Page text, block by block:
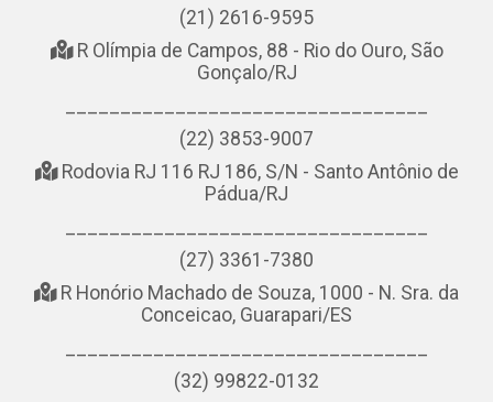
(21) 2616-9595
R Olímpia de Campos, 88 - Rio do Ouro, São
Gonçalo/RJ
(22) 3853-9007
Rodovia RJ 116 RJ 186, S/N - Santo Antônio de
Pádua/RJ
(27) 3361-7380
R Honório Machado de Souza, 1000 - N. Sra. da
Conceicao, Guarapari/ES
(32) 99822-0132